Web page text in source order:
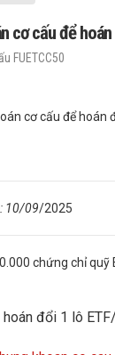
cơ cấu để
FUETCC50
cơ cấu để hoán
10/09/2025
chứng chỉ quỹ
đổi 1 lô ETF/